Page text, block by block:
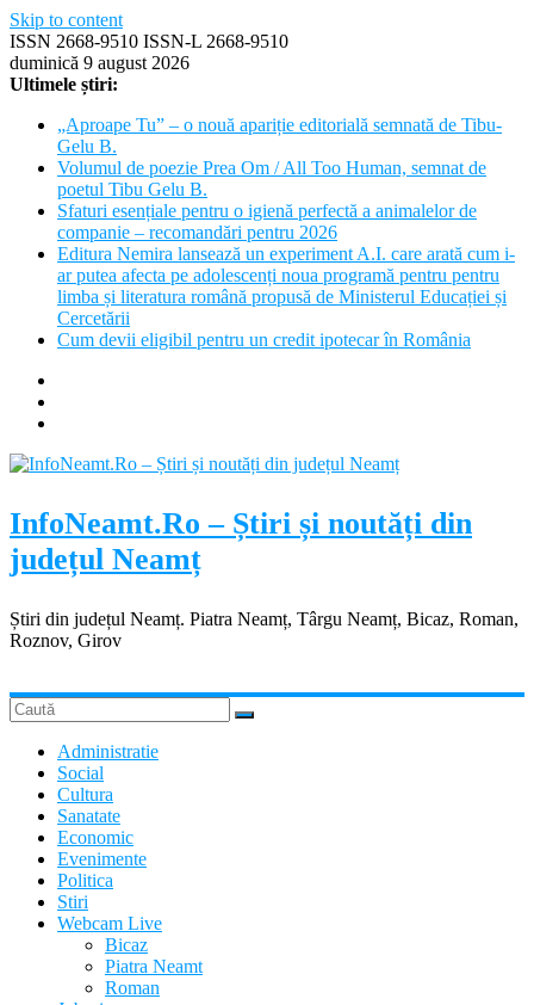
Skip to content
ISSN 2668-9510 ISSN-L 2668-9510
duminică 9 august 2026
Ultimele știri:
„Aproape Tu” – o nouă apariție editorială semnată de Tibu-
Gelu B.
Volumul de poezie Prea Om / All Too Human, semnat de
poetul Tibu Gelu B.
Sfaturi esențiale pentru o igienă perfectă a animalelor de
companie – recomandări pentru 2026
Editura Nemira lansează un experiment A.I. care arată cum i-
ar putea afecta pe adolescenți noua programă pentru pentru
limba și literatura română propusă de Ministerul Educației și
Cercetării
Cum devii eligibil pentru un credit ipotecar în România
InfoNeamt.Ro – Știri și noutăți din
județul Neamț
Știri din județul Neamț. Piatra Neamț, Târgu Neamț, Bicaz, Roman,
Roznov, Girov
Administratie
Social
Cultura
Sanatate
Economic
Evenimente
Politica
Stiri
Webcam Live
Bicaz
Piatra Neamt
Roman